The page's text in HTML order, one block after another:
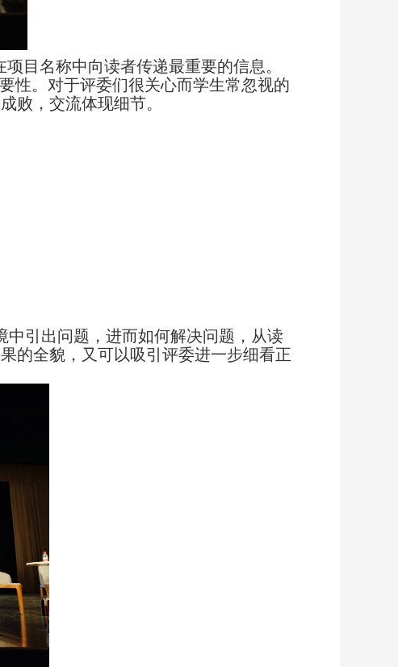
目名称中向读者传递最重要的信息。
性。对于评委们很关心而学生常忽视的
败，交流体现细节。
引出问题，进而如何解决问题，从读
的全貌，又可以吸引评委进一步细看正